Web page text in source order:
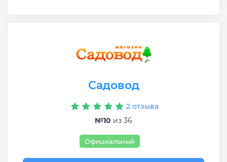
Садовод
2 отзыва
№10 из 36
Официальный